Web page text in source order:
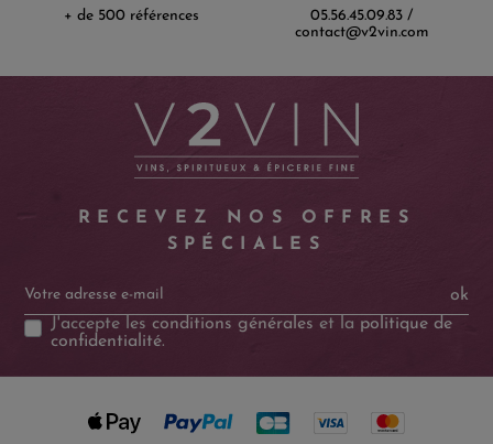
+ de 500 références
05.56.45.09.83 /
contact@v2vin.com
RECEVEZ NOS OFFRES
SPÉCIALES
ok
J'accepte lesconditions générales et la politique de
confidentialité.